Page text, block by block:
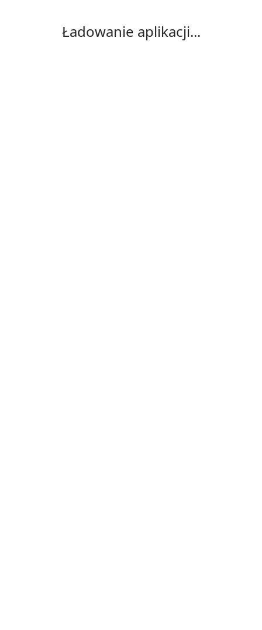
Ładowanie aplikacji...